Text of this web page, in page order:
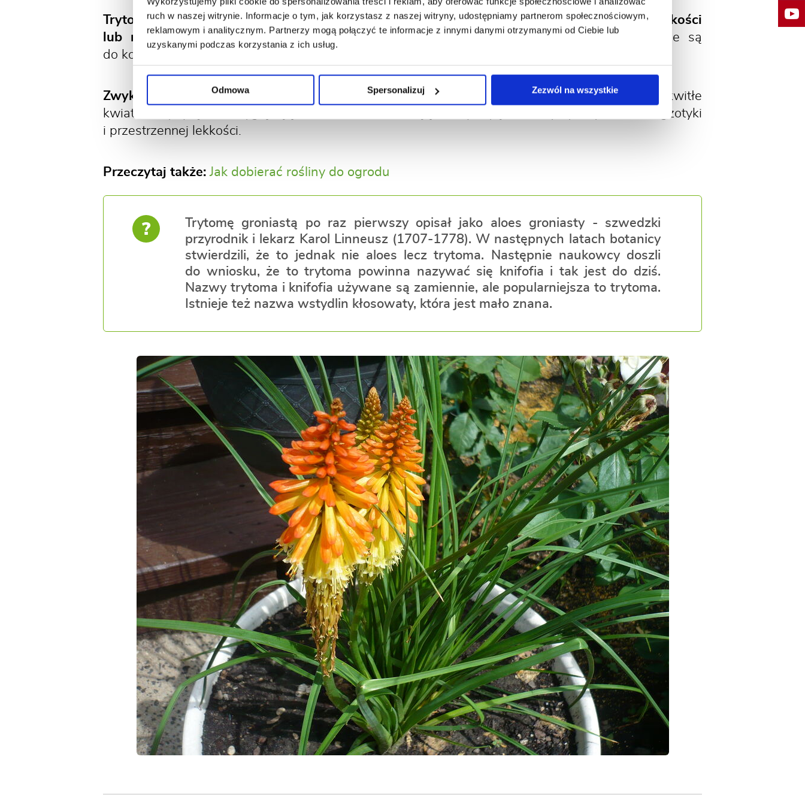
ruch w naszej witrynie. Informacje o tym, jak korzystasz z naszej witryny, udostępniamy partnerom społecznościowym,
reklamowym i analitycznym. Partnerzy mogą połączyć te informacje z innymi danymi otrzymanymi od Ciebie lub
uzyskanymi podczas korzystania z ich usług.
Odmowa Spersonalizuj Zezwól na wszystkie
Trytoma doskonale rośnie wśród innych bylin oraz kwiatów jednorocznych o podobnej wysokości
lub niższych.Dzięki temu jej kolorowe kwiatostany ciekawie urozmaicają rabaty. Polecane są
do kompozycji w różnych stylach, m.in. naturalnym, egzotycznym, minimalistycznym.
Zwykle trytomy sadzi się w gruncie, ale można je uprawiać również w donicach.Świeżo rozkwitłe
kwiatostany pięknie wyglądają w bukietach. Nadają kompozycjom florystycznym szlif egzotyki
i przestrzennej lekkości.
Przeczytaj także: Jak dobierać rośliny do ogrodu
?
Trytomę groniastą po raz pierwszy opisał jako aloes groniasty - szwedzki
przyrodnik i lekarz Karol Linneusz (1707-1778). W następnych latach botanicy
stwierdzili, że to jednak nie aloes lecz trytoma. Następnie naukowcy doszli
do wniosku, że to trytoma powinna nazywać się knifofia i tak jest do dziś.
Nazwy trytoma i knifofia używane są zamiennie, ale popularniejsza to trytoma.
Istnieje też nazwa wstydlin kłosowaty, która jest mało znana.